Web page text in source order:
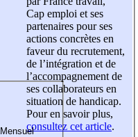
Cap emploi et ses
partenaires pour ses
actions concrètes en
faveur du recrutement,
de l’intégration et de
l’accompagnement de
ses collaborateurs en
situation de handicap.
Pour en savoir plus,
consultez cet article.